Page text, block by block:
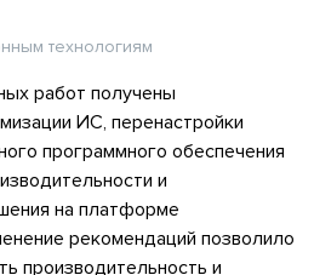
технологиям
работ получены
ИС, перенастройки
программного обеспечения
и
на платформе
рекомендаций позволило
производительность и